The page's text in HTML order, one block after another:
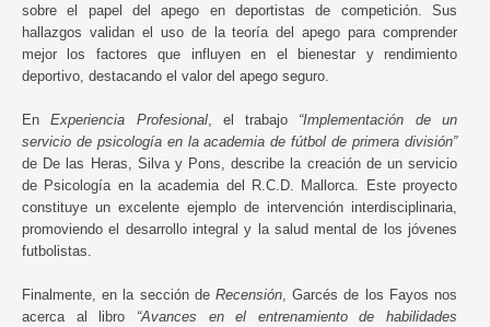
sobre el papel del apego en deportistas de competición. Sus
hallazgos validan el uso de la teoría del apego para comprender
mejor los factores que influyen en el bienestar y rendimiento
deportivo, destacando el valor del apego seguro.
EnExperiencia Profesional, el trabajo “Implementación de un
servicio de psicología en la academia de fútbol de primera división”
de De las Heras, Silva y Pons, describe la creación de un servicio
de Psicología en la academia del R.C.D. Mallorca. Este proyecto
constituye un excelente ejemplo de intervención interdisciplinaria,
promoviendo el desarrollo integral y la salud mental de los jóvenes
futbolistas.
Finalmente, en la sección de Recensión , Garcés de los Fayos nos
acerca al libro “Avances en el entrenamiento de habilidades